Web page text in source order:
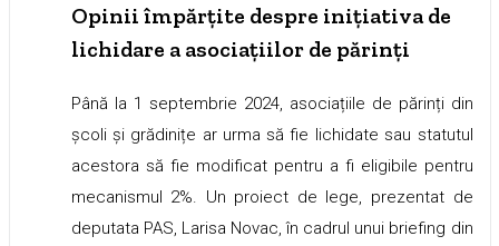
Opinii împărțite despre inițiativa de
lichidare a asociațiilor de părinți
Până la 1 septembrie 2024, asociațiile de părinți din
școli și grădinițe ar urma să fie lichidate sau statutul
acestora să fie modificat pentru a fi eligibile pentru
mecanismul 2%. Un proiect de lege, prezentat de
deputata PAS, Larisa Novac, în cadrul unui briefing din